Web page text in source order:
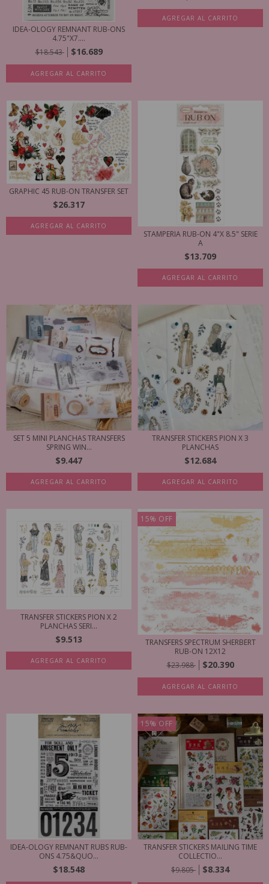
IDEA-OLOGY REMNANT RUB-ONS
4.75"X7....
$18.543
$16.689
AGREGAR AL CARRITO
AGREGAR AL CARRITO
GRAPHIC 45 RUB-ON TRANSFER SET
$26.317
STAMPERIA RUB-ON 4"X 8.5" SERIE
A
$13.709
AGREGAR AL CARRITO
SET 5 MINI PLANCHAS TRANSFERS
SPRING WIN...
$9.447
AGREGAR AL CARRITO
TRANSFER STICKERS PION X 3
PLANCHAS
$12.684
AGREGAR AL CARRITO
TRANSFER STICKERS PION X 2
PLANCHAS SERI...
$9.513
AGREGAR AL CARRITO
15% OFF
TRANSFERS SPECTRUM SHERBERT
RUB-ON 12X12
$23.988
$20.390
AGREGAR AL CARRITO
IDEA-OLOGY REMNANT RUBS RUB-
ONS 4.75&QUO...
$18.548
15% OFF
TRANSFER STICKERS MAILING TIME
COLLECTIO...
$9.805
$8.334